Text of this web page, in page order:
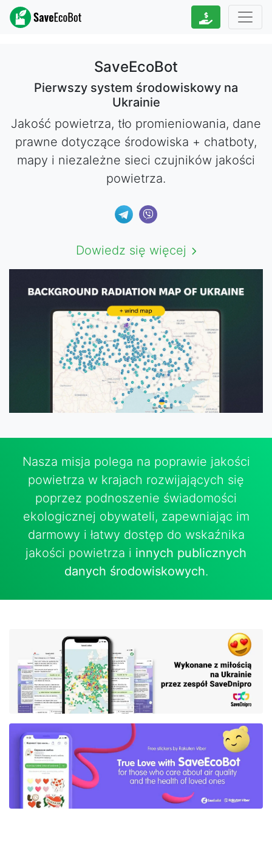
SaveEcoBot
Pierwszy system środowiskowy na
Ukrainie
Jakość powietrza, tło promieniowania, dane
prawne dotyczące środowiska + chatboty,
mapy i niezależne sieci czujników jakości
powietrza.
Dowiedz się więcej
Nasza misja polega na poprawie jakości
powietrza w krajach rozwijających się
poprzez podnoszenie świadomości
ekologicznej obywateli, zapewniając im
darmowy i łatwy dostęp do wskaźnika
jakości powietrza i innych publicznych
danych środowiskowych.